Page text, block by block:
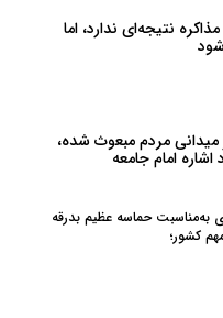
نتیجه‌ای ندارد، اما
مردم مبعوث شده،
امام جامعه
به‌مناسبت حماسه عظیم بدرقه
کشور؛